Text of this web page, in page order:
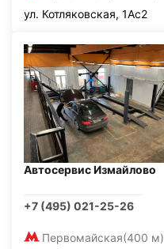
ул. Котляковская, 1Ас2
Автосервис Измайлово
+7 (495) 021-25-26
Первомайская(400 м)